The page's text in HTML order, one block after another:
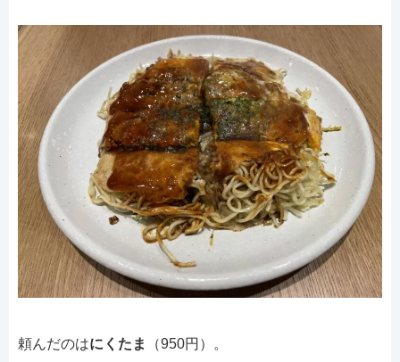
頼んだのはにくたま （950円）。